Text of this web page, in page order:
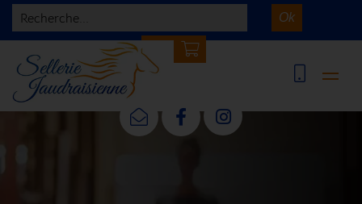
Recherche... Ok